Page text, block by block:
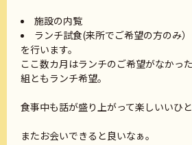
施設の内覧
ランチ試食(来所でご希
を行います。
ここ数カ月はランチのご希望がなかっ
組ともランチ希望。
食事中も話が盛り上がって楽しいいひ
またお会いできると良いなぁ。